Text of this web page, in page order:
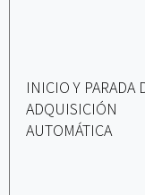
INICIO Y PARADA
ADQUISICIÓN
AUTOMÁTICA